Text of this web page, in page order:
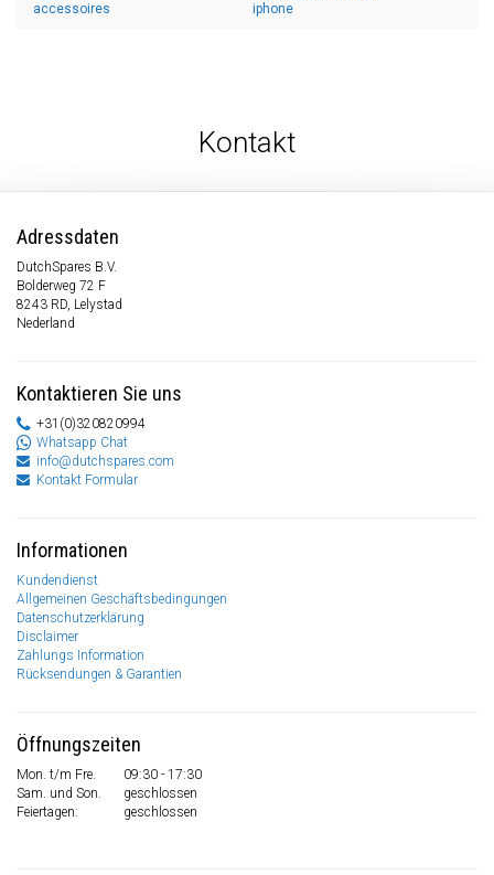
accessoires
iphone
Kontakt
Adressdaten
DutchSpares B.V.
Bolderweg 72 F
8243 RD, Lelystad
Nederland
Kontaktieren Sie uns
+31(0)320820994
Whatsapp Chat
info@dutchspares.com
Kontakt Formular
Informationen
Kundendienst
Allgemeinen Geschäftsbedingungen
Datenschutzerklärung
Disclaimer
Zahlungs Information
Rücksendungen & Garantien
Öffnungszeiten
Mon. t/m Fre.
09:30 - 17:30
Sam. und Son.
geschlossen
Feiertagen:
geschlossen